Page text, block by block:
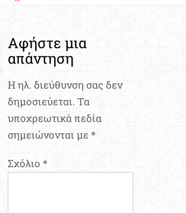
Αφήστε μια
απάντηση
Η ηλ. διεύθυνση σας δεν
δημοσιεύεται. Τα
υποχρεωτικά πεδία
σημειώνονται με*
Σχόλιο*